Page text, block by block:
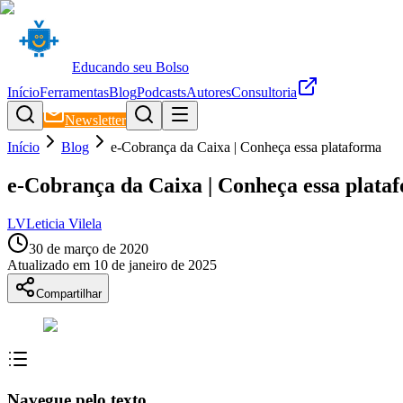
Educando seu Bolso
InícioFerramentasBlogPodcastsAutoresConsultoria
Newsletter
Início
Blog e-Cobrança da Caixa | Conheça essa plataforma
e-Cobrança da Caixa | Conheça essa
LVLeticia Vilela
30 de março de 2020
Atualizado em 10 de janeiro de 2025
Compartilhar